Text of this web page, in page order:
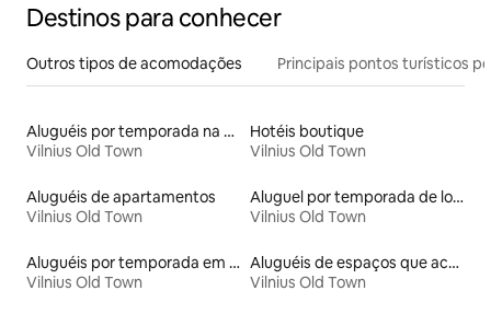
Destinos para conhecer
Outros tipos de acomodações Principais pontos turísticos
Aluguéis por temporada na orla
Vilnius Old Town
Hotéis boutique
Vilnius Old Town
Aluguéis de apartamentos
Vilnius Old Town
Aluguel por temporada de lofts
Vilnius Old Town
Aluguéis por temporada em albergue
Vilnius Old Town
Aluguéis de espaços que aceitam animais de estimação
Vilnius Old Town